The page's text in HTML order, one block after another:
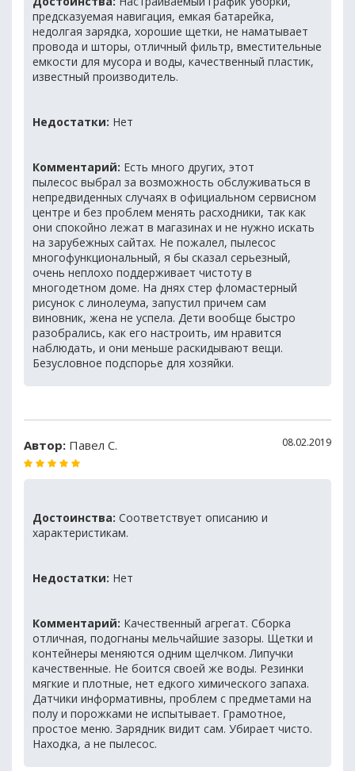
предсказуемая навигация, емкая батарейка,
недолгая зарядка, хорошие щетки, не наматывает
провода и шторы, отличный фильтр, вместительные
емкости для мусора и воды, качественный пластик,
известный производитель.
Недостатки: Нет
Комментарий: Есть много других, этот
пылесос выбрал за возможность обслуживаться в
непредвиденных случаях в официальном сервисном
центре и без проблем менять расходники, так как
они спокойно лежат в магазинах и не нужно искать
на зарубежных сайтах. Не пожалел, пылесос
многофункциональный, я бы сказал серьезный,
очень неплохо поддерживает чистоту в
многодетном доме. На днях стер фломастерный
рисунок с линолеума, запустил причем сам
виновник, жена не успела. Дети вообще быстро
разобрались, как его настроить, им нравится
наблюдать, и они меньше раскидывают вещи.
Безусловное подспорье для хозяйки.
Автор: Павел С. 08.02.2019
Достоинства: Соответствует описанию и
характеристикам.
Недостатки: Нет
Комментарий: Качественный агрегат. Сборка
отличная, подогнаны мельчайшие зазоры. Щетки и
контейнеры меняются одним щелчком. Липучки
качественные. Не боится своей же воды. Резинки
мягкие и плотные, нет едкого химического запаха.
Датчики информативны, проблем с предметами на
полу и порожками не испытывает. Грамотное,
простое меню. Зарядник видит сам. Убирает чисто.
Находка, а не пылесос.